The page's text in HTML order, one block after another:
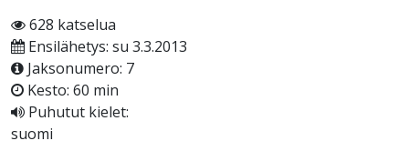
628 katselua
Ensilähetys: su 3.3.2013
Jaksonumero: 7
Kesto: 60 min
Puhutut kielet:
suomi